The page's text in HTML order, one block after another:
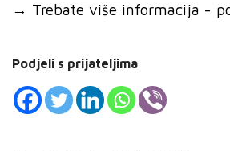
→ Trebate više informacija -
Podjeli s prijateljima